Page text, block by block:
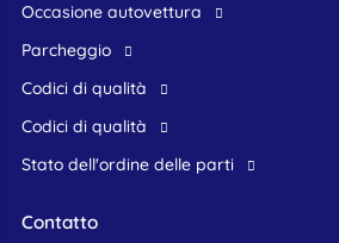
occasione autovettura
Parcheggio
Codici di qualità
Codici di qualità
Stato dell'ordine delle parti
Contatto